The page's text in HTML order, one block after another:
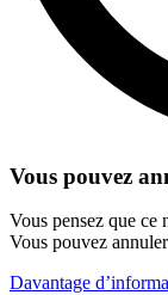
Vous pouvez
Vous pensez que ce
Vous pouvez
Davantage